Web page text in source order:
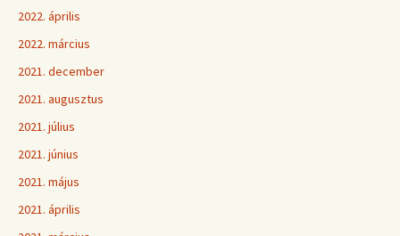
2022. április
2022. március
2021. december
2021. augusztus
2021. július
2021. június
2021. május
2021. április